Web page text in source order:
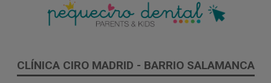
CLÍNICA CIRO MADRID - BARRIO SALAMANCA